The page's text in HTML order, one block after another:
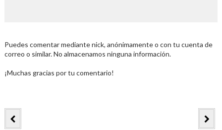
Puedes comentar mediante nick, anónimamente o con tu cuenta de
correo o similar. No almacenamos ninguna información.
¡Muchas gracias por tu comentario!